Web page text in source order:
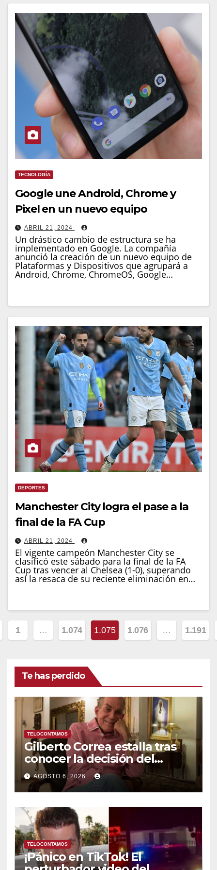
TECNOLOGÍA
Google une Android, Chrome y
Pixel en un nuevo equipo
ABRIL 21, 2024
Un drástico cambio de estructura se ha
implementado en Google. La compañía
anunció la creación de un nuevo equipo de
Plataformas y Dispositivos que agrupará a
Android, Chrome, ChromeOS, Google…
DEPORTES
Manchester City logra el pase a la
final de la FA Cup
ABRIL 21, 2024
El vigente campeón Manchester City se
clasificó este sábado para la final de la FA
Cup tras vencer al Chelsea (1-0), superando
así la resaca de su reciente eliminación en…
1 … 1.074 1.075 1.076 … 1.191
Te has perdido
TELOCONTAMOS
Gilberto Correa estalla tras
conocer la decisión del
tribunal en su caso
AGOSTO 6, 2026
TELOCONTAMOS
¡Pánico en TikTok! El